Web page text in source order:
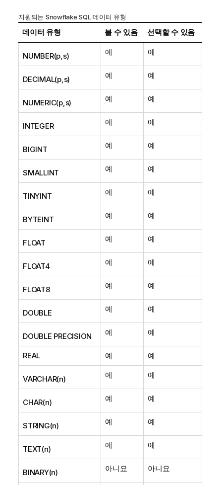
지원되는 Snowflake SQL 데이터 유형
데이터 유형 볼 수 있음 선택할 수 있음
NUMBER(p,s) 예 예
DECIMAL(p,s) 예 예
NUMERIC(p,s) 예 예
INTEGER 예 예
BIGINT 예 예
SMALLINT 예 예
TINYINT 예 예
BYTEINT 예 예
FLOAT 예 예
FLOAT4 예 예
FLOAT8 예 예
DOUBLE 예 예
DOUBLE PRECISION 예 예
REAL 예 예
VARCHAR(n) 예 예
CHAR(n) 예 예
STRING(n) 예 예
TEXT(n) 예 예
BINARY(n) 아니요 아니요